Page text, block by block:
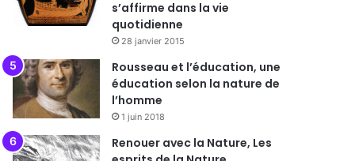
s’affirme dans la vie
quotidienne
28 janvier 2015
Rousseau et l’éducation, une
éducation selon la nature de
l’homme
1 juin 2018
Renouer avec la Nature, Les